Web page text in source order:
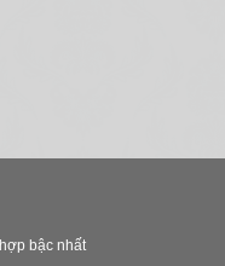
bậc nhất